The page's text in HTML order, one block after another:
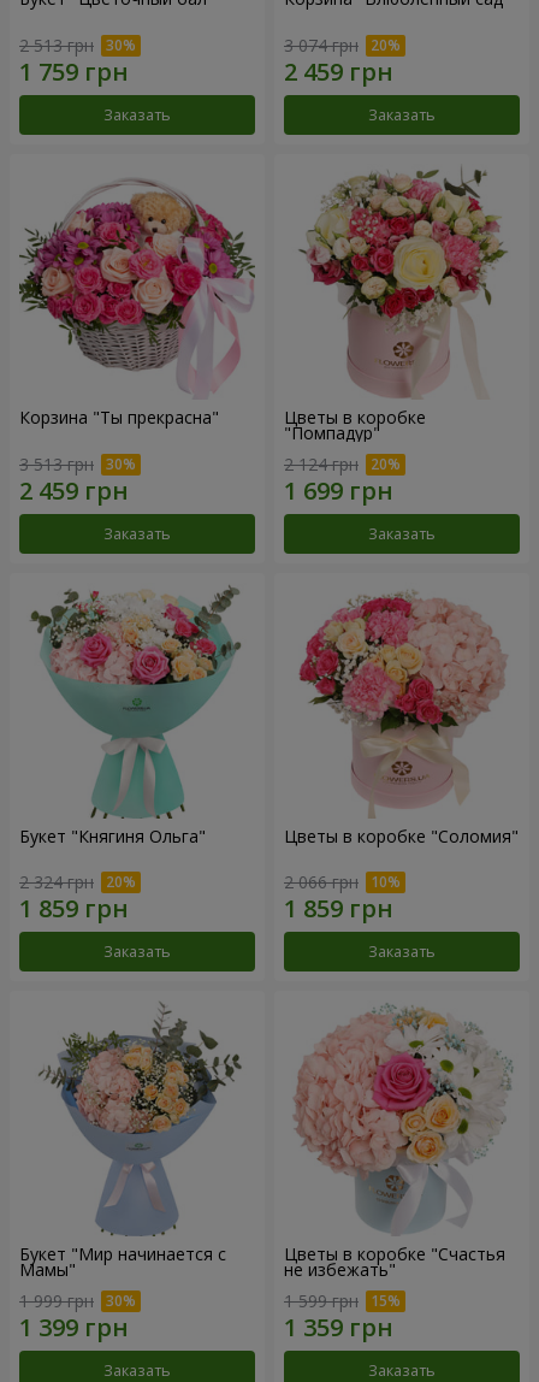
2 513 грн
Заказать
3 074 грн
Заказать
Корзина "Ты прекрасна"
3 513 грн
Заказать
Цветы в коробке
"Помпадур"
2 124 грн
Заказать
Букет "Княгиня Ольга"
2 324 грн
Заказать
Цветы в коробке "Соломия"
2 066 грн
Заказать
Букет "Мир начинается с
Мамы"
1 999 грн
Заказать
Цветы в коробке "Счастья
не избежать"
1 599 грн
Заказать